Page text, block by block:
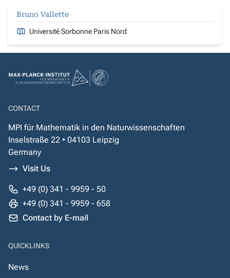
Bruno Vallette
Université Sorbonne Paris Nord
CONTACT
MPI für Mathematik in den Naturwissenschaften
Inselstraße 22 • 04103 Leipzig
Germany
Visit Us
+49 (0) 341 - 9959 - 50
+49 (0) 341 - 9959 - 658
Contact by E-mail
QUICKLINKS
News